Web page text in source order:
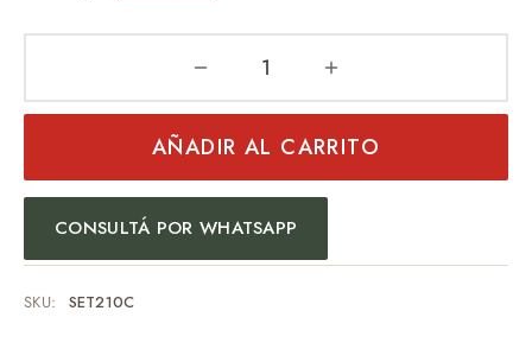
Un obsequio distinguido que combina diseño, practicidad y
Ideal para:
Regalo empresarial
Uso personal
Eventos especiales
AÑADIR AL CARRITO
CONSULTÁ POR WHATSAPP
SKU: SET210C